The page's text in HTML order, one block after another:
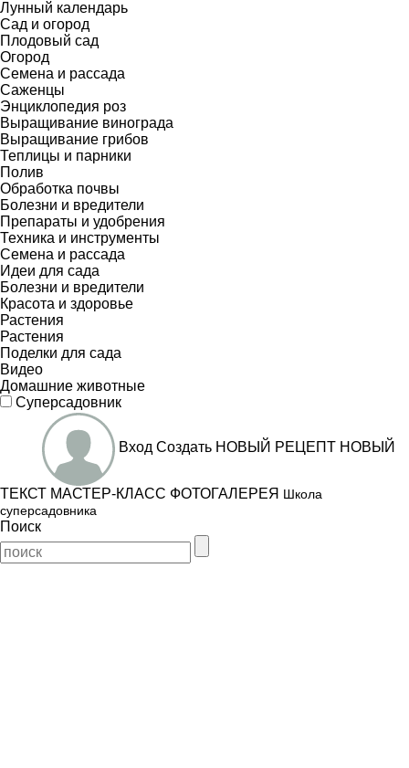
Лунный календарь
Сад и огород
Плодовый сад
Огород
Семена и рассада
Саженцы
Энциклопедия роз
Выращивание винограда
Выращивание грибов
Теплицы и парники
Полив
Обработка почвы
Болезни и вредители
Препараты и удобрения
Техника и инструменты
Семена и рассада
Идеи для сада
Болезни и вредители
Красота и здоровье
Растения
Растения
Поделки для сада
Видео
Домашние животные
Суперсадовник
Вход Создать НОВЫЙ РЕЦЕПТ НОВЫЙ
ТЕКСТ МАСТЕР-КЛАСС ФОТОГАЛЕРЕЯ Школа
суперсадовника
Поиск